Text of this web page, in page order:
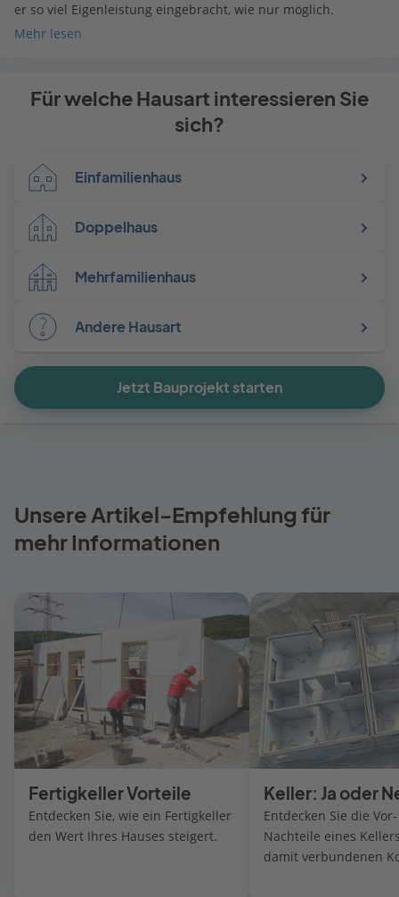
er so viel Eigenleistung eingebracht, wie nur möglich.
Mehr lesen
Für welche Hausart interessieren Sie
sich?
Einfamilienhaus
Doppelhaus
Mehrfamilienhaus
Andere Hausart
Jetzt Bauprojekt starten
Unsere Artikel-Empfehlung für
mehr Informationen
Fertigkeller Vorteile
Entdecken Sie, wie ein Fertigkeller
den Wert Ihres Hauses steigert.
Keller: Ja oder
Entdecken Sie die
Nachteile eines
damit verbundenen